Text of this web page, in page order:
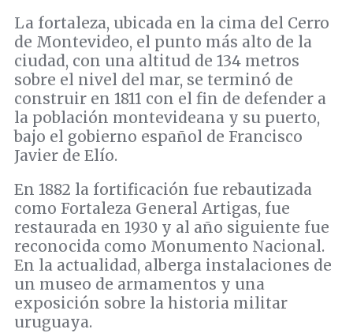
La fortaleza, ubicada en la cima del Cerro
de Montevideo, el punto más alto de la
ciudad, con una altitud de 134 metros
sobre el nivel del mar, se terminó de
construir en 1811 con el fin de defender a
la población montevideana y su puerto,
bajo el gobierno español de Francisco
Javier de Elío.
En 1882 la fortificación fue rebautizada
como Fortaleza General Artigas, fue
restaurada en 1930 y al año siguiente fue
reconocida como Monumento Nacional.
En la actualidad, alberga instalaciones de
un museo de armamentos y una
exposición sobre la historia militar
uruguaya.